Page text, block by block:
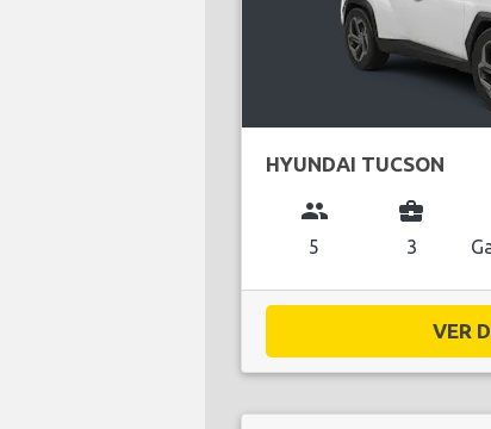
HYUNDAI TUCSON
group
5
business_center
3
VER